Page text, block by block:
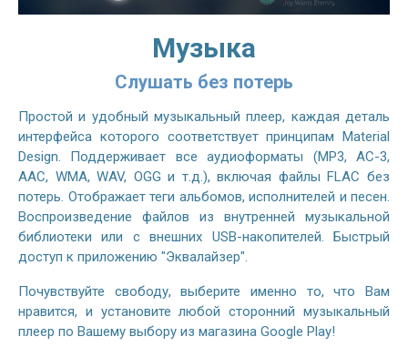
Музыка
Слушать без потерь
Простой и удобный музыкальный плеер, каждая деталь
интерфейса которого соответствует принципам Material
Design. Поддерживает все аудиоформаты (MP3, AC-3,
AAC, WMA, WAV, OGG и т.д.), включая файлы FLAC без
потерь. Отображает теги альбомов, исполнителей и песен.
Воспроизведение файлов из внутренней музыкальной
библиотеки или с внешних USB-накопителей. Быстрый
доступ к приложению "Эквалайзер".
Почувствуйте свободу, выберите именно то, что Вам
нравится, и установите любой сторонний музыкальный
плеер по Вашему выбору из магазина Google Play!